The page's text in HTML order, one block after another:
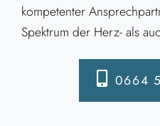
kompetenter
Spektrum der Herz- als
0664